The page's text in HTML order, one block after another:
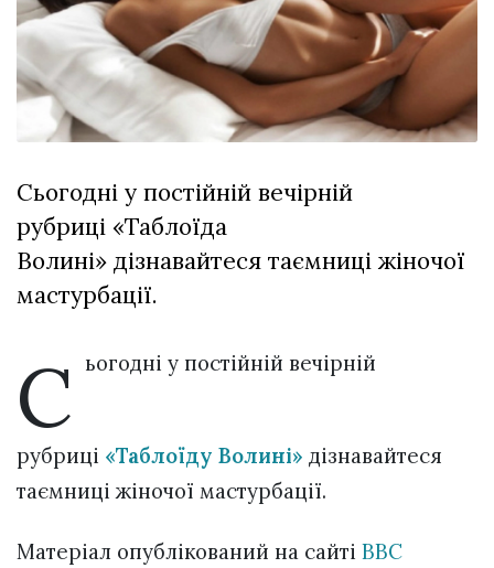
XIX
Спартакіада
VolWe...
29 Липня 2026
549 переглядів
Всі розділи
Лайф
Афіша
ZONE 18+
Політика конфіденційності
Сьогодні у постійній вечірній
рубриці «Таблоїда
Волині» дізнавайтеся таємниці жіночої
мастурбації.
С ьогодні у постійній вечірній
рубриці «Таблоїду Волині» дізнавайтеся
таємниці жіночої мастурбації.
Матеріал опублікований на сайті BBC